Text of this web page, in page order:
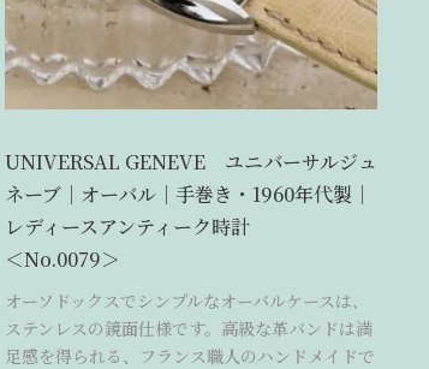
UNIVERSAL GENEVE ユニバーサルジュ
ネーブ｜オーバル｜手巻き・1960年代製｜
レディースアンティーク時計
＜No.0079＞
オーソドックスでシンプルなオーバルケースは、
ステンレスの鏡面仕様です。高級な革バンドは満
足感を得られる、フランス職人のハンドメイドで